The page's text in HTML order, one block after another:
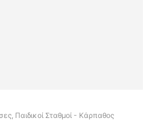
Παιδικοί Σταθμοί - Κάρπαθος